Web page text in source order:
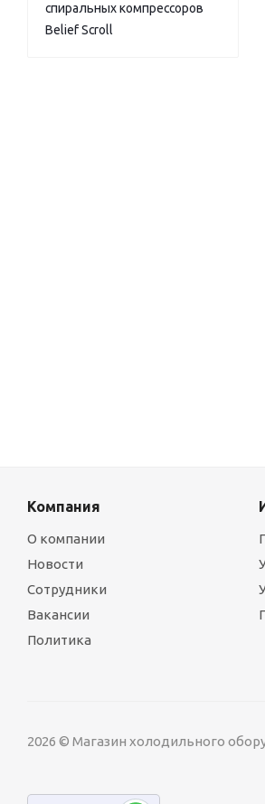
спиральных компрессоров
Belief Scroll
Компания
О компании
Новости
Сотрудники
Вакансии
Политика
2026 © Магазин холодильного